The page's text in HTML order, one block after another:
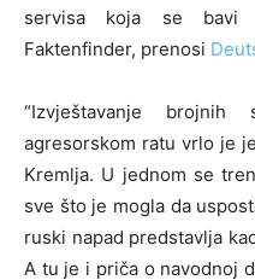
servisa koja se bavi
Faktenfinder, prenosi
“Izvještavanje
agresorskom ratu vrlo je
Kremlja. U jednom se
sve što je mogla da
ruski napad predstavlja
A tu je i priča o navodnoj